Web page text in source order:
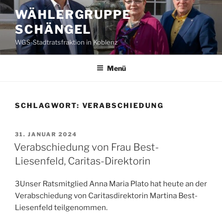
Zum
Inhalt
springen
WÄHLERGRUPPE
SCHÄNGEL
WGS-Stadtratsfraktion in Koblenz
Menü
SCHLAGWORT: VERABSCHIEDUNG
VERÖFFENTLICHT
AM
31. JANUAR 2024
Verabschiedung von Frau Best-
Liesenfeld, Caritas-Direktorin
3Unser Ratsmitglied Anna Maria Plato hat heute an der
Verabschiedung von Caritasdirektorin Martina Best-
Liesenfeld teilgenommen.